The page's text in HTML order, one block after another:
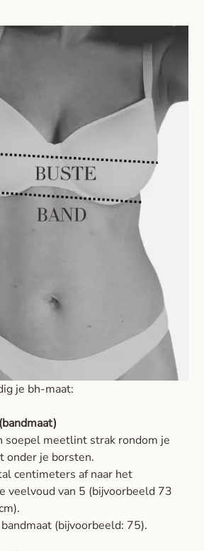
je bh-maat:
soepel meetlint strak rondom je
onder je borsten.
centimeters af naar het
veelvoud van 5 (bijvoorbeeld 73
(bijvoorbeeld: 75).